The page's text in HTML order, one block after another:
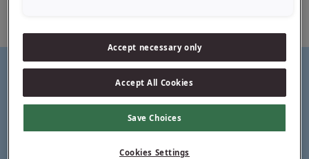
Desliza facilmente entre os dentes
Accept necessary only
Accept All Cookies
Save Choices
Cookies Settings